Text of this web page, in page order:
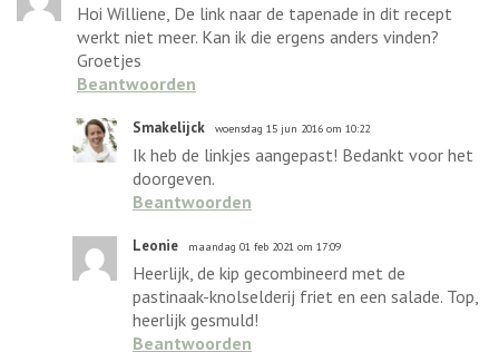
Hoi Williene, De link naar de tapenade in dit recept
werkt niet meer. Kan ik die ergens anders vinden?
Groetjes
Beantwoorden
Smakelijck woensdag 15 jun 2016 om 10:22
Ik heb de linkjes aangepast! Bedankt voor het
doorgeven.
Beantwoorden
Leonie maandag 01 feb 2021 om 17:09
Heerlijk, de kip gecombineerd met de
pastinaak-knolselderij friet en een salade. Top,
heerlijk gesmuld!
Beantwoorden